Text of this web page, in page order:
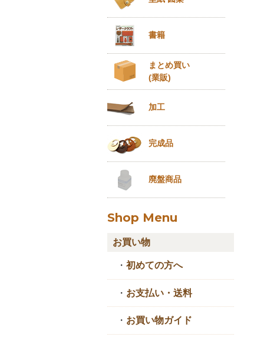
書籍
まとめ買い
(業販)
加工
完成品
廃盤商品
Shop Menu
お買い物
・ 初めての方へ
・ お支払い・送料
・ お買い物ガイド